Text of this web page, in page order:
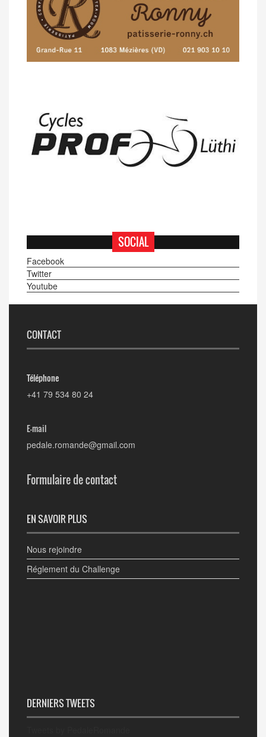
SOCIAL
Facebook
Twitter
Youtube
CONTACT
Téléphone
+41 79 534 80 24
E-mail
pedale.romande@gmail.com
Formulaire de contact
EN SAVOIR PLUS
Nous rejoindre
Réglement du Challenge
DERNIERS TWEETS